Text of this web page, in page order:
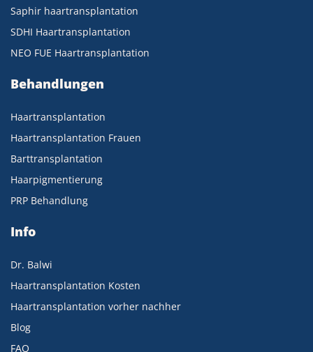
Saphir haartransplantation
SDHI Haartransplantation
NEO FUE Haartransplantation
Behandlungen
Haartransplantation
Haartransplantation Frauen
Barttransplantation
Haarpigmentierung
PRP Behandlung
Info
Dr. Balwi
Haartransplantation Kosten
Haartransplantation vorher nachher
Blog
FAQ